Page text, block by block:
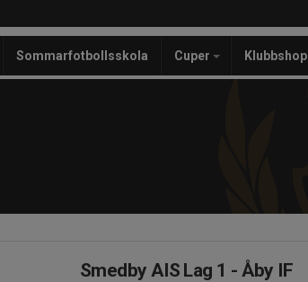
Sommarfotbollsskola Cuper Klubbshop
Smedby AIS Lag 1 - Åby IF